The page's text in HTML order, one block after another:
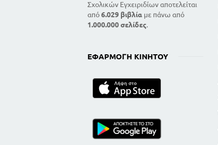
Σχολικών Εγχειριδίων αποτελείται
από6.029 βιβλία με πάνω από
1.000.000 σελίδες.
ΕΦΑΡΜΟΓΉ ΚΙΝΗΤΟΎ